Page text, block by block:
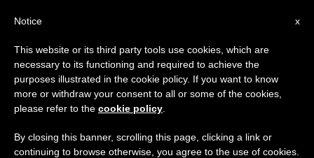
Arcivescovo Foley: “La vera
essenza della nostra fede è
legata alla comunicazione”
x
Notice
This website or its third party tools use cookies, which are
necessary to its functioning and required to achieve the
purposes illustrated in the cookie policy. If you want to know
more or withdraw your consent to all or some of the cookies,
please refer to the cookie policy
By closing this banner, scrolling this page, clicking a link or
continuing to browse otherwise, you agree to the use of cookies.